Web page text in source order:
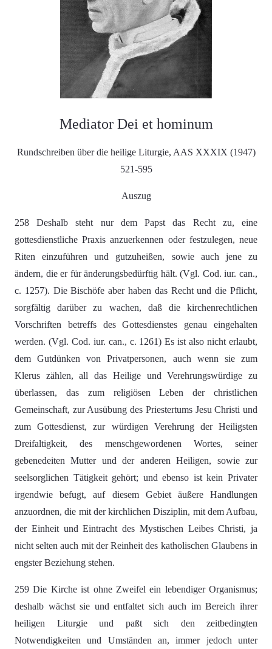
Mediator Dei et hominum
Rundschreiben über die heilige Liturgie, AAS XXXIX (1947)
521-595
Auszug
258 Deshalb steht nur dem Papst das Recht zu, eine
gottesdienstliche Praxis anzuerkennen oder festzulegen, neue
Riten einzuführen und gutzuheißen, sowie auch jene zu
ändern, die er für änderungsbedürftig hält. (Vgl. Cod. iur. can.,
c. 1257). Die Bischöfe aber haben das Recht und die Pflicht,
sorgfältig darüber zu wachen, daß die kirchenrechtlichen
Vorschriften betreffs des Gottesdienstes genau eingehalten
werden. (Vgl. Cod. iur. can., c. 1261) Es ist also nicht erlaubt,
dem Gutdünken von Privatpersonen, auch wenn sie zum
Klerus zählen, all das Heilige und Verehrungswürdige zu
überlassen, das zum religiösen Leben der christlichen
Gemeinschaft, zur Ausübung des Priestertums Jesu Christi und
zum Gottesdienst, zur würdigen Verehrung der Heiligsten
Dreifaltigkeit, des menschgewordenen Wortes, seiner
gebenedeiten Mutter und der anderen Heiligen, sowie zur
seelsorglichen Tätigkeit gehört; und ebenso ist kein Privater
irgendwie befugt, auf diesem Gebiet äußere Handlungen
anzuordnen, die mit der kirchlichen Disziplin, mit dem Aufbau,
der Einheit und Eintracht des Mystischen Leibes Christi, ja
nicht selten auch mit der Reinheit des katholischen Glaubens in
engster Beziehung stehen.
259 Die Kirche ist ohne Zweifel ein lebendiger Organismus;
deshalb wächst sie und entfaltet sich auch im Bereich ihrer
heiligen Liturgie und paßt sich den zeitbedingten
Notwendigkeiten und Umständen an, immer jedoch unter